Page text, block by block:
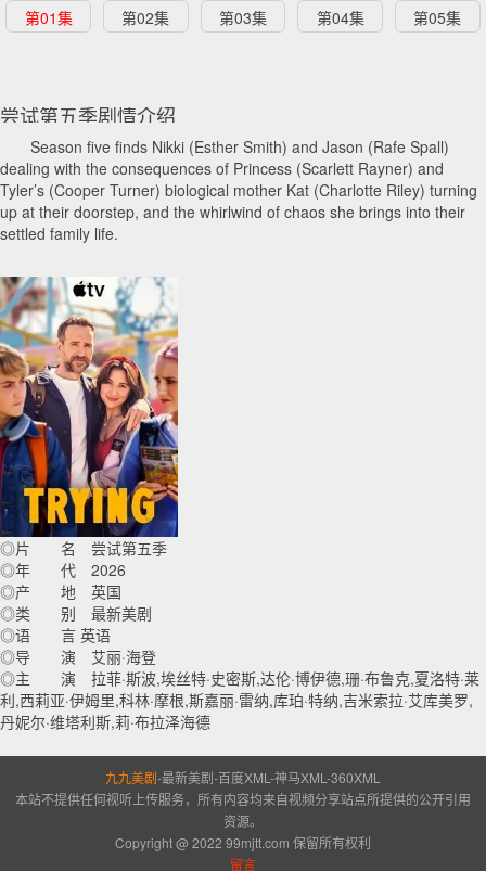
第01集 第02集 第03集 第04集 第05集
尝试第五季剧情介绍
Season five finds Nikki (Esther Smith) and Jason (Rafe Spall)
dealing with the consequences of Princess (Scarlett Rayner) and
Tyler’s (Cooper Turner) biological mother Kat (Charlotte Riley) turning
up at their doorstep, and the whirlwind of chaos she brings into their
settled family life.
◎片 名 尝试第五季
◎年 代 2026
◎产 地 英国
◎类 别 最新美剧
◎语 言 英语
◎导 演 艾丽·海登
◎主 演 拉菲·斯波,埃丝特·史密斯,达伦·博伊德,珊·布鲁克,夏洛特·莱
利,西莉亚·伊姆里,科林·摩根,斯嘉丽·雷纳,库珀·特纳,吉米索拉·艾库美罗,
丹妮尔·维塔利斯,莉·布拉泽海德
九九美剧-最新美剧-百度XML -神马XML -360XML
本站不提供任何视听上传服务，所有内容均来自视频分享站点所提供的公开引用
资源。
Copyright @ 2022 99mjtt.com 保留所有权利
留言